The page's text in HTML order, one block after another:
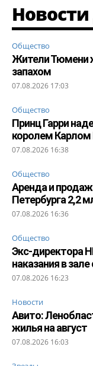
Общество
Жители Тюмени
запахом
07.08.2026 17:03
Общество
Принц Гарри
королем Карлом
07.08.2026 16:38
Общество
Аренда и
Петербурга 2,2
07.08.2026 16:36
Общество
Экс-директора
наказания в
07.08.2026 16:23
Новости
Авито:
жилья на август
07.08.2026 16:03